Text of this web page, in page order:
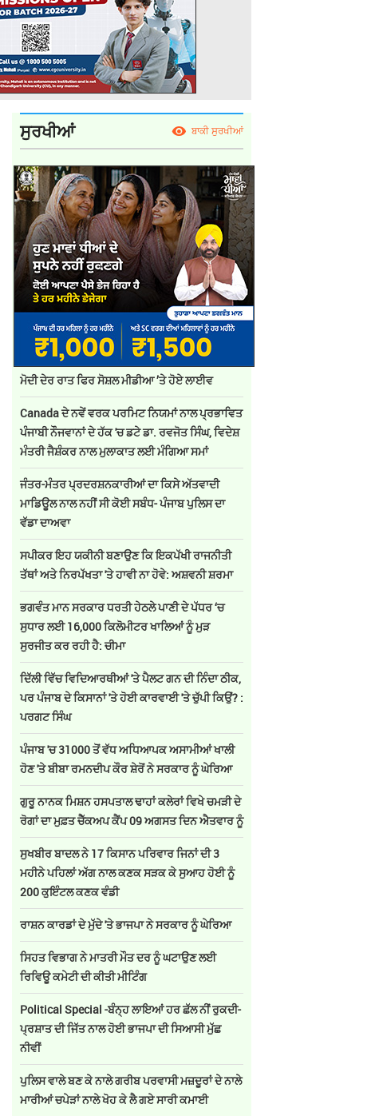
ਸੁਰਖੀਆਂ ਬਾਕੀ ਸੁਰਖੀਆਂ
ਮੋਦੀ ਦੇਰ ਰਾਤ ਫਿਰ ਸੋਸ਼ਲ ਮੀਡੀਆ ’ਤੇ ਹੋਏ ਲਾਈਵ
Canada ਦੇ ਨਵੇਂ ਵਰਕ ਪਰਮਿਟ ਨਿਯਮਾਂ ਨਾਲ ਪ੍ਰਭਾਵਿਤ
ਪੰਜਾਬੀ ਨੌਜਵਾਨਾਂ ਦੇ ਹੱਕ 'ਚ ਡਟੇ ਡਾ. ਰਵਜੋਤ ਸਿੰਘ, ਵਿਦੇਸ਼
ਮੰਤਰੀ ਜੈਸ਼ੰਕਰ ਨਾਲ ਮੁਲਾਕਾਤ ਲਈ ਮੰਗਿਆ ਸਮਾਂ
ਜੰਤਰ-ਮੰਤਰ ਪ੍ਰਦਰਸ਼ਨਕਾਰੀਆਂ ਦਾ ਕਿਸੇ ਅੱਤਵਾਦੀ
ਮਾਡਿਊਲ ਨਾਲ ਨਹੀਂ ਸੀ ਕੋਈ ਸਬੰਧ- ਪੰਜਾਬ ਪੁਲਿਸ ਦਾ
ਵੱਡਾ ਦਾਅਵਾ
ਸਪੀਕਰ ਇਹ ਯਕੀਨੀ ਬਣਾਉਣ ਕਿ ਇਕਪੱਖੀ ਰਾਜਨੀਤੀ
ਤੱਥਾਂ ਅਤੇ ਨਿਰਪੱਖਤਾ 'ਤੇ ਹਾਵੀ ਨਾ ਹੋਵੇ: ਅਸ਼ਵਨੀ ਸ਼ਰਮਾ
ਭਗਵੰਤ ਮਾਨ ਸਰਕਾਰ ਧਰਤੀ ਹੇਠਲੇ ਪਾਣੀ ਦੇ ਪੱਧਰ ‘ਚ
ਸੁਧਾਰ ਲਈ 16,000 ਕਿਲੋਮੀਟਰ ਖਾਲਿਆਂ ਨੂੰ ਮੁੜ
ਸੁਰਜੀਤ ਕਰ ਰਹੀ ਹੈ: ਚੀਮਾ
ਦਿੱਲੀ ਵਿੱਚ ਵਿਦਿਆਰਥੀਆਂ 'ਤੇ ਪੈਲਟ ਗਨ ਦੀ ਨਿੰਦਾ ਠੀਕ,
ਪਰ ਪੰਜਾਬ ਦੇ ਕਿਸਾਨਾਂ 'ਤੇ ਹੋਈ ਕਾਰਵਾਈ 'ਤੇ ਚੁੱਪੀ ਕਿਉਂ? :
ਪਰਗਟ ਸਿੰਘ
ਪੰਜਾਬ 'ਚ 31000 ਤੋਂ ਵੱਧ ਅਧਿਆਪਕ ਅਸਾਮੀਆਂ ਖਾਲੀ
ਹੋਣ 'ਤੇ ਬੀਬਾ ਰਮਨਦੀਪ ਕੌਰ ਸ਼ੇਰੋਂ ਨੇ ਸਰਕਾਰ ਨੂੰ ਘੇਰਿਆ
ਗੁਰੂ ਨਾਨਕ ਮਿਸ਼ਨ ਹਸਪਤਾਲ ਢਾਹਾਂ ਕਲੇਰਾਂ ਵਿਖੇ ਚਮੜੀ ਦੇ
ਰੋਗਾਂ ਦਾ ਮੁਫ਼ਤ ਚੈੱਕਅਪ ਕੈਂਪ 09 ਅਗਸਤ ਦਿਨ ਐਤਵਾਰ ਨੂੰ
ਸੁਖਬੀਰ ਬਾਦਲ ਨੇ 17 ਕਿਸਾਨ ਪਰਿਵਾਰ ਜਿਨਾਂ ਦੀ 3
ਮਹੀਨੇ ਪਹਿਲਾਂ ਅੱਗ ਨਾਲ ਕਣਕ ਸੜਕ ਕੇ ਸੁਆਹ ਹੋਈ ਨੂੰ
200 ਕੁਇੰਟਲ ਕਣਕ ਵੰਡੀ
ਰਾਸ਼ਨ ਕਾਰਡਾਂ ਦੇ ਮੁੱਦੇ 'ਤੇ ਭਾਜਪਾ ਨੇ ਸਰਕਾਰ ਨੂੰ ਘੇਰਿਆ
ਸਿਹਤ ਵਿਭਾਗ ਨੇ ਮਾਤਰੀ ਮੌਤ ਦਰ ਨੂੰ ਘਟਾਉਣ ਲਈ
ਰਿਵਿਊ ਕਮੇਟੀ ਦੀ ਕੀਤੀ ਮੀਟਿੰਗ
Political Special -ਬੰਨ੍ਹ ਲਾਇਆਂ ਹਰ ਛੱਲ ਨੀਂ ਰੁਕਦੀ-
ਪ੍ਰਸ਼ਾਤ ਦੀ ਜਿੱਤ ਨਾਲ ਹੋਈ ਭਾਜਪਾ ਦੀ ਸਿਆਸੀ ਮੁੱਛ
ਨੀਵੀਂ
ਪੁਲਿਸ ਵਾਲੇ ਬਣ ਕੇ ਨਾਲੇ ਗਰੀਬ ਪਰਵਾਸੀ ਮਜ਼ਦੂਰਾਂ ਦੇ ਨਾਲੇ
ਮਾਰੀਆਂ ਚਪੇੜਾਂ ਨਾਲੇ ਖੋਹ ਕੇ ਲੈ ਗਏ ਸਾਰੀ ਕਮਾਈ